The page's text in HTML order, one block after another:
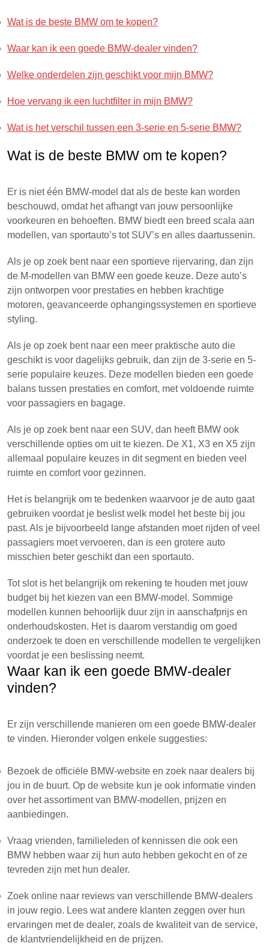
Wat is de beste BMW om te kopen?
Waar kan ik een goede BMW-dealer vinden?
Welke onderdelen zijn geschikt voor mijn BMW?
Hoe vervang ik een luchtfilter in mijn BMW?
Wat is het verschil tussen een 3-serie en 5-serie BMW?
Wat is de beste BMW om te kopen?
Er is niet één BMW-model dat als de beste kan worden
beschouwd, omdat het afhangt van jouw persoonlijke
voorkeuren en behoeften. BMW biedt een breed scala aan
modellen, van sportauto’s tot SUV’s en alles daartussenin.
Als je op zoek bent naar een sportieve rijervaring, dan zijn
de M-modellen van BMW een goede keuze. Deze auto’s
zijn ontworpen voor prestaties en hebben krachtige
motoren, geavanceerde ophangingssystemen en sportieve
styling.
Als je op zoek bent naar een meer praktische auto die
geschikt is voor dagelijks gebruik, dan zijn de 3-serie en 5-
serie populaire keuzes. Deze modellen bieden een goede
balans tussen prestaties en comfort, met voldoende ruimte
voor passagiers en bagage.
Als je op zoek bent naar een SUV, dan heeft BMW ook
verschillende opties om uit te kiezen. De X1, X3 en X5 zijn
allemaal populaire keuzes in dit segment en bieden veel
ruimte en comfort voor gezinnen.
Het is belangrijk om te bedenken waarvoor je de auto gaat
gebruiken voordat je beslist welk model het beste bij jou
past. Als je bijvoorbeeld lange afstanden moet rijden of veel
passagiers moet vervoeren, dan is een grotere auto
misschien beter geschikt dan een sportauto.
Tot slot is het belangrijk om rekening te houden met jouw
budget bij het kiezen van een BMW-model. Sommige
modellen kunnen behoorlijk duur zijn in aanschafprijs en
onderhoudskosten. Het is daarom verstandig om goed
onderzoek te doen en verschillende modellen te vergelijken
voordat je een beslissing neemt.
Waar kan ik een goede BMW-dealer
vinden?
Er zijn verschillende manieren om een goede BMW-dealer
te vinden. Hieronder volgen enkele suggesties:
Bezoek de officiële BMW-website en zoek naar dealers bij
jou in de buurt. Op de website kun je ook informatie vinden
over het assortiment van BMW-modellen, prijzen en
aanbiedingen.
Vraag vrienden, familieleden of kennissen die ook een
BMW hebben waar zij hun auto hebben gekocht en of ze
tevreden zijn met hun dealer.
Zoek online naar reviews van verschillende BMW-dealers
in jouw regio. Lees wat andere klanten zeggen over hun
ervaringen met de dealer, zoals de kwaliteit van de service,
de klantvriendelijkheid en de prijzen.